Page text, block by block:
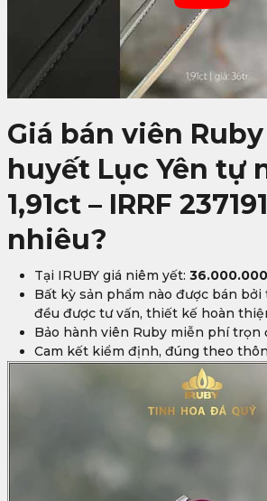
Giá bán viên
huyết Lục Yên tự
1,91ct – IRRF
nhiêu?
Tại IRUBY giá niêm yết:
Bất kỳ sản phẩm nào được bán
đều được tư vấn, thiết kế hoàn
Bảo hành viên Ruby miễn phí trọn
Cam kết kiểm định, đúng theo